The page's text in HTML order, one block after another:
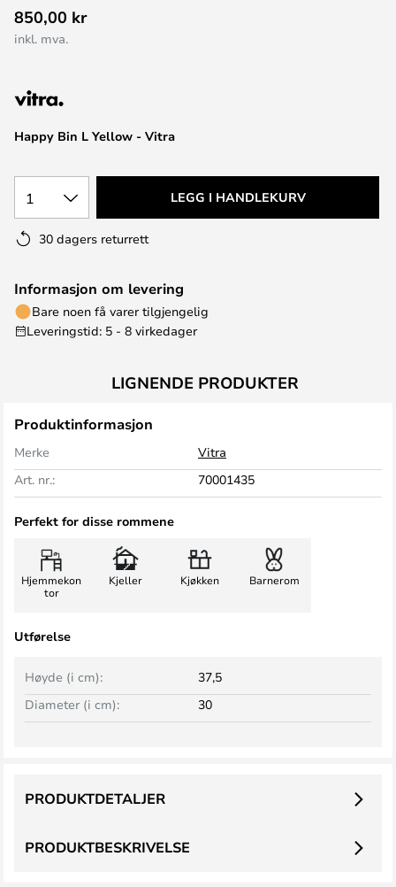
til
begynnelsen
bildegalleri
Happy Bin L Yellow - Vitra
850,00 kr
inkl. mva.
1 LEGG I HANDLEKURV
30 dagers returrett
Informasjon om levering
Bare noen få varer tilgjengelig
Leveringstid: 5 - 8 virkedager
LIGNENDE PRODUKTER
Produktinformasjon
Merke
Vitra
Art. nr.:
70001435
Perfekt for disse rommene
Hjemmekon
tor
Kjeller Kjøkken Barnerom
Utførelse
Høyde (i cm):
37,5
Diameter (i cm):
30
PRODUKTBESKRIVELSE
PRODUKTDETALJER